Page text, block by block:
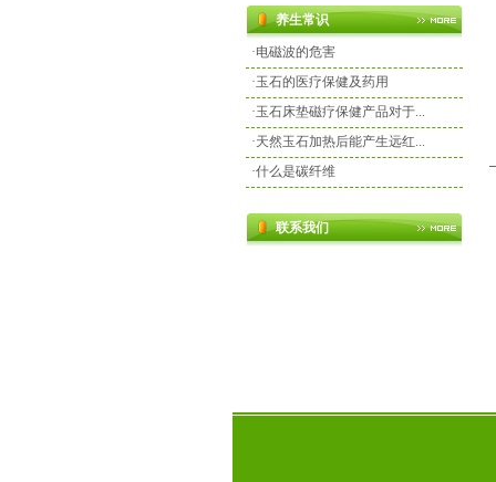
养生常识
·电磁波的危害
·玉石的医疗保健及药用
·玉石床垫磁疗保健产品对于...
·天然玉石加热后能产生远红...
·什么是碳纤维
联系我们